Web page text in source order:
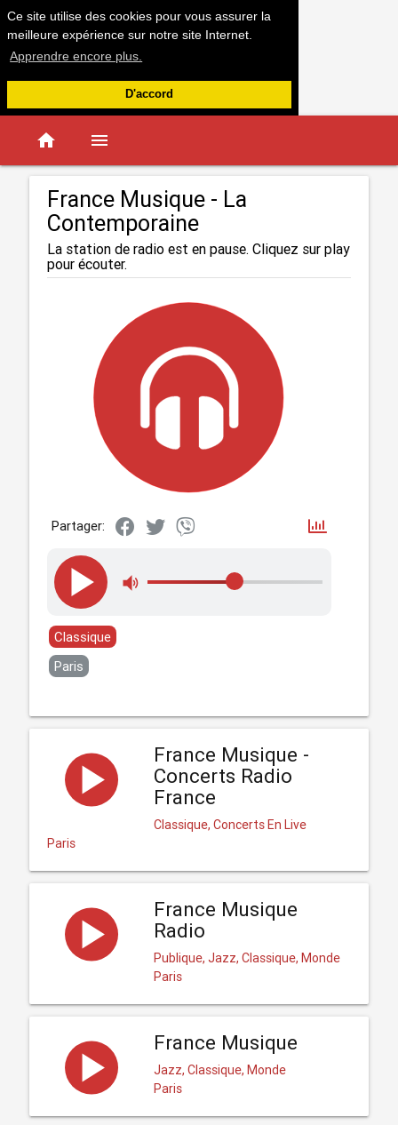
Ce site utilise des cookies pour vous assurer la
meilleure expérience sur notre site Internet.
Apprendre encore plus.
D'accord
home menu
France Musique - La
Contemporaine
La station de radio est en pause. Cliquez sur play
pour écouter.
Partager:
Classique
Paris
France Musique -
Concerts Radio
France
Classique, Concerts En Live
Paris
France Musique
Radio
Publique, Jazz, Classique, Monde
Paris
France Musique
Jazz, Classique, Monde
Paris